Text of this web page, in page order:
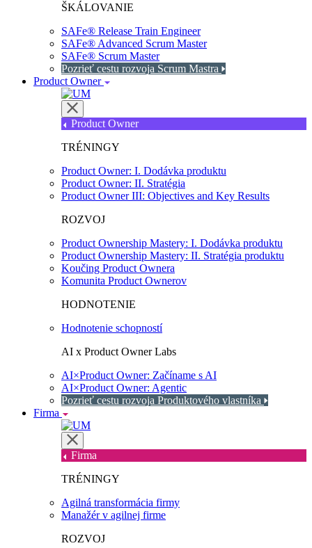
ŠKÁLOVANIE
SAFe® Release Train Engineer
SAFe® Advanced Scrum Master
SAFe® Scrum Master
Pozrieť cestu rozvoja Scrum Mastra
Product Owner
Product Owner
TRÉNINGY
Product Owner: I. Dodávka produktu
Product Owner: II. Stratégia
Product Owner III: Objectives and Key Results
ROZVOJ
Product Ownership Mastery: I. Dodávka produktu
Product Ownership Mastery: II. Stratégia produktu
Koučing Product Ownera
Komunita Product Ownerov
HODNOTENIE
Hodnotenie schopností
AI x Product Owner Labs
AI×Product Owner: Začíname s AI
AI×Product Owner: Agentic
Pozrieť cestu rozvoja Produktového vlastníka
Firma
Firma
TRÉNINGY
Agilná transformácia firmy
Manažér v agilnej firme
ROZVOJ